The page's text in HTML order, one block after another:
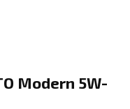
Modern 5W-